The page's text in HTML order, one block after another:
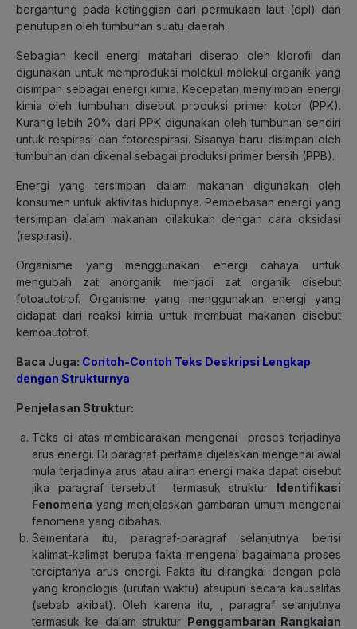
bergantung pada ketinggian dari permukaan laut (dpl) dan
penutupan oleh tumbuhan suatu daerah.
Sebagian kecil energi matahari diserap oleh klorofil dan
digunakan untuk memproduksi molekul-molekul organik yang
disimpan sebagai energi kimia. Kecepatan menyimpan energi
kimia oleh tumbuhan disebut produksi primer kotor (PPK).
Kurang lebih 20% dari PPK digunakan oleh tumbuhan sendiri
untuk respirasi dan fotorespirasi. Sisanya baru disimpan oleh
tumbuhan dan dikenal sebagai produksi primer bersih (PPB).
Energi yang tersimpan dalam makanan digunakan oleh
konsumen untuk aktivitas hidupnya. Pembebasan energi yang
tersimpan dalam makanan dilakukan dengan cara oksidasi
(respirasi).
Organisme yang menggunakan energi cahaya untuk
mengubah zat anorganik menjadi zat organik disebut
fotoautotrof. Organisme yang menggunakan energi yang
didapat dari reaksi kimia untuk membuat makanan disebut
kemoautotrof.
Baca Juga: Contoh-Contoh Teks Deskripsi Lengkap
dengan Strukturnya
Penjelasan Struktur:
Teks di atas membicarakan mengenai proses terjadinya
arus energi. Di paragraf pertama dijelaskan mengenai awal
mula terjadinya arus atau aliran energi maka dapat disebut
jika paragraf tersebut termasuk struktur Identifikasi
Fenomena yang menjelaskan gambaran umum mengenai
fenomena yang dibahas.
Sementara itu, paragraf-paragraf selanjutnya berisi
kalimat-kalimat berupa fakta mengenai bagaimana proses
terciptanya arus energi. Fakta itu dirangkai dengan pola
yang kronologis (urutan waktu) ataupun secara kausalitas
(sebab akibat). Oleh karena itu, , paragraf selanjutnya
termasuk ke dalam struktur Penggambaran Rangkaian